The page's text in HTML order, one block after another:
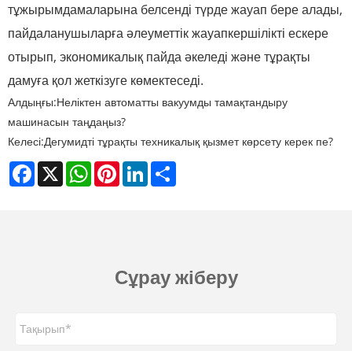
тұжырымдамаларына белсенді түрде жауап бере алады,
пайдаланушыларға әлеуметтік жауапкершілікті ескере
отырып, экономикалық пайда әкеледі және тұрақты
дамуға қол жеткізуге көмектеседі.
Алдыңғы:Неліктен автоматты вакуумды тамақтандыру
машинасын таңдаңыз?
Келесі:Дегумидті тұрақты техникалық қызмет көрсету керек пе?
Facebook
X WhatsAppPinterestLinkedIn
Сұрау жіберу